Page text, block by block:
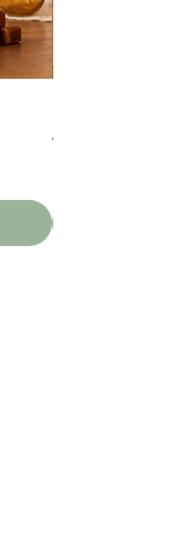
Precio
17,95 €